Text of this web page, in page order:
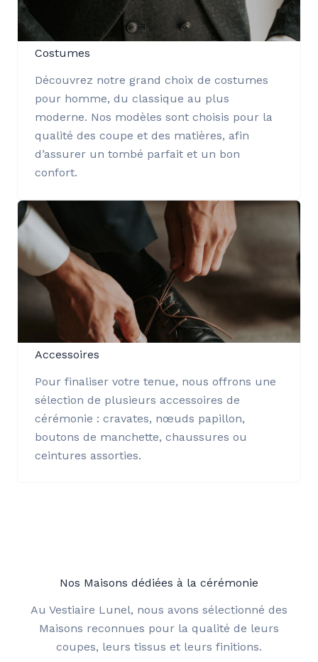
Costumes
Découvrez notre grand choix de costumes
pour homme, du classique au plus
moderne. Nos modèles sont choisis pour la
qualité des coupe et des matières, afin
d’assurer un tombé parfait et un bon
confort.
Accessoires
Pour finaliser votre tenue, nous offrons une
sélection de plusieurs accessoires de
cérémonie : cravates, nœuds papillon,
boutons de manchette, chaussures ou
ceintures assorties.
Nos Maisons dédiées à la cérémonie
Au Vestiaire Lunel, nous avons sélectionné des
Maisons reconnues pour la qualité de leurs
coupes, leurs tissus et leurs finitions.